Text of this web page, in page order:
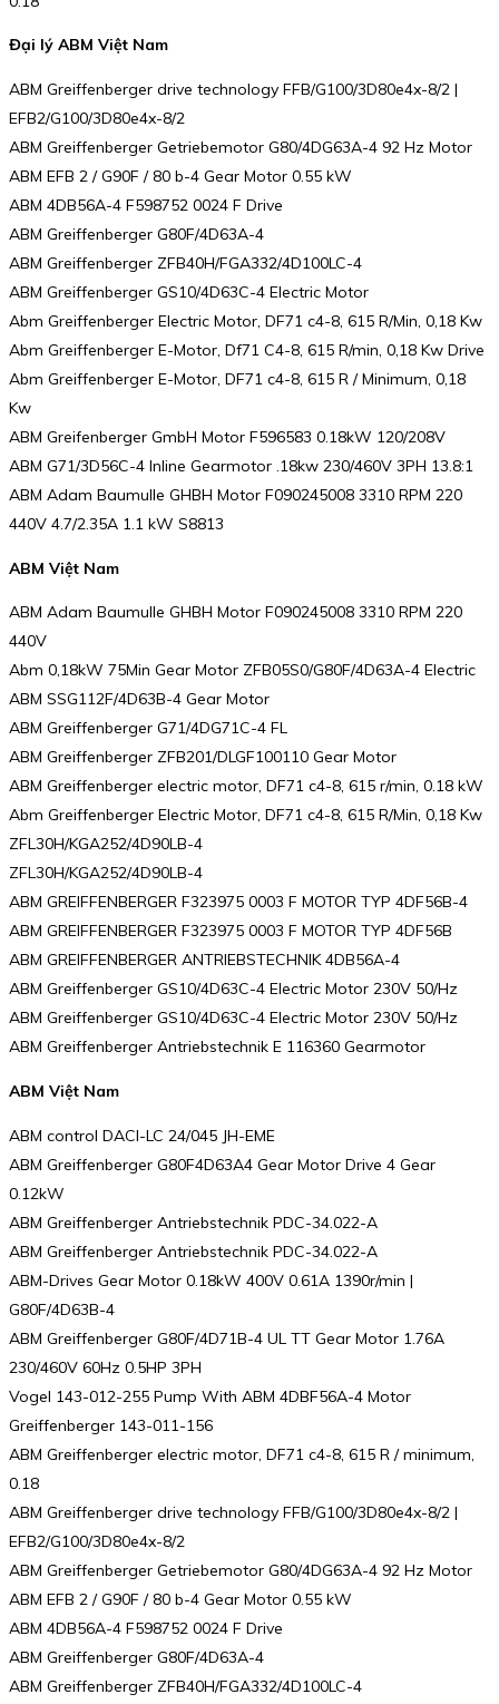
Đại lý ABM Việt Nam
ABM Greiffenberger drive technology FFB/G100/3D80e4x-8/2 |
EFB2/G100/3D80e4x-8/2
ABM Greiffenberger Getriebemotor G80/4DG63A-4 92 Hz Motor
ABM EFB 2 / G90F / 80 b-4 Gear Motor 0.55 kW
ABM 4DB56A-4 F598752 0024 F Drive
ABM Greiffenberger G80F/4D63A-4
ABM Greiffenberger ZFB40H/FGA332/4D100LC-4
ABM Greiffenberger GS10/4D63C-4 Electric Motor
Abm Greiffenberger Electric Motor, DF71 c4-8, 615 R/Min, 0,18 Kw
Abm Greiffenberger E-Motor, Df71 C4-8, 615 R/min, 0,18 Kw Drive
Abm Greiffenberger E-Motor, DF71 c4-8, 615 R / Minimum, 0,18
Kw
ABM Greifenberger GmbH Motor F596583 0.18kW 120/208V
ABM G71/3D56C-4 Inline Gearmotor .18kw 230/460V 3PH 13.8:1
ABM Adam Baumulle GHBH Motor F090245008 3310 RPM 220
440V 4.7/2.35A 1.1 kW S8813
ABM Việt Nam
ABM Adam Baumulle GHBH Motor F090245008 3310 RPM 220
440V
Abm 0,18kW 75Min Gear Motor ZFB05S0/G80F/4D63A-4 Electric
ABM SSG112F/4D63B-4 Gear Motor
ABM Greiffenberger G71/4DG71C-4 FL
ABM Greiffenberger ZFB201/DLGF100110 Gear Motor
ABM Greiffenberger electric motor, DF71 c4-8, 615 r/min, 0.18 kW
Abm Greiffenberger Electric Motor, DF71 c4-8, 615 R/Min, 0,18 Kw
ZFL30H/KGA252/4D90LB-4
ZFL30H/KGA252/4D90LB-4
ABM GREIFFENBERGER F323975 0003 F MOTOR TYP 4DF56B-4
ABM GREIFFENBERGER F323975 0003 F MOTOR TYP 4DF56B
ABM GREIFFENBERGER ANTRIEBSTECHNIK 4DB56A-4
ABM Greiffenberger GS10/4D63C-4 Electric Motor 230V 50/Hz
ABM Greiffenberger GS10/4D63C-4 Electric Motor 230V 50/Hz
ABM Greiffenberger Antriebstechnik E 116360 Gearmotor
ABM Việt Nam
ABM control DACI-LC 24/045 JH-EME
ABM Greiffenberger G80F4D63A4 Gear Motor Drive 4 Gear
0.12kW
ABM Greiffenberger Antriebstechnik PDC-34.022-A
ABM Greiffenberger Antriebstechnik PDC-34.022-A
ABM-Drives Gear Motor 0.18kW 400V 0.61A 1390r/min |
G80F/4D63B-4
ABM Greiffenberger G80F/4D71B-4 UL TT Gear Motor 1.76A
230/460V 60Hz 0.5HP 3PH
Vogel 143-012-255 Pump With ABM 4DBF56A-4 Motor
Greiffenberger 143-011-156
ABM Greiffenberger electric motor, DF71 c4-8, 615 R / minimum,
0.18
ABM Greiffenberger drive technology FFB/G100/3D80e4x-8/2 |
EFB2/G100/3D80e4x-8/2
ABM Greiffenberger Getriebemotor G80/4DG63A-4 92 Hz Motor
ABM EFB 2 / G90F / 80 b-4 Gear Motor 0.55 kW
ABM 4DB56A-4 F598752 0024 F Drive
ABM Greiffenberger G80F/4D63A-4
ABM Greiffenberger ZFB40H/FGA332/4D100LC-4